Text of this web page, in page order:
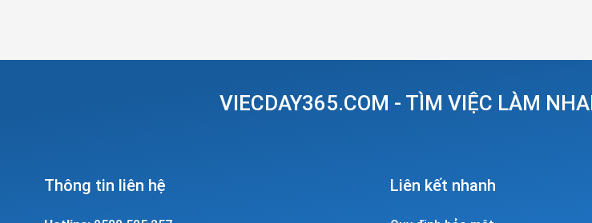
VIECDAY365.COM - TÌM VIỆC LÀM
Thông tin liên hệ Liên kết nhanh